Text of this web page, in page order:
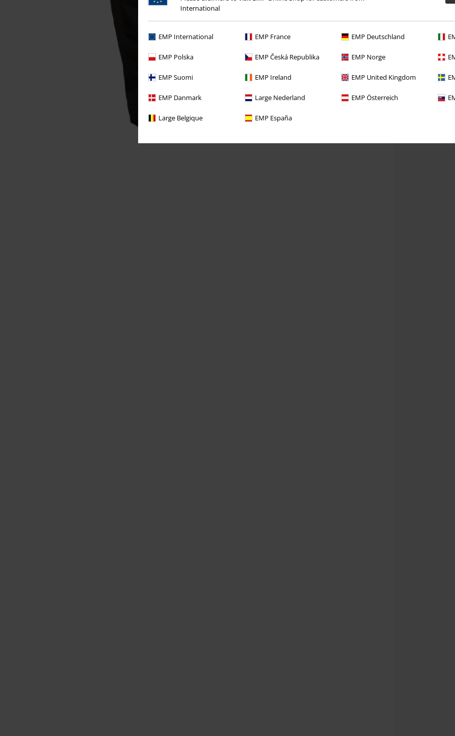
International
EMP International EMP France EMP Deutschland
EMP Polska EMP Česká Republika EMP Norge
EMP Suomi EMP Ireland EMP United Kingdom
EMP Danmark Large Nederland EMP Österreich
Large Belgique EMP España